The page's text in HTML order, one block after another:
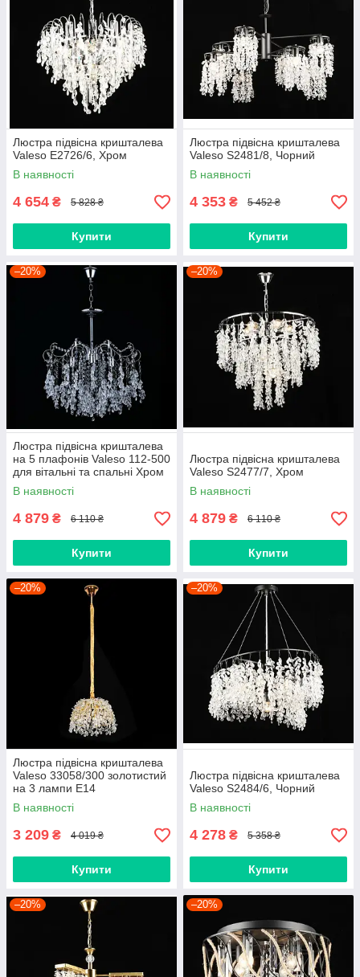
Люстра підвісна кришталева
Valeso E2726/6, Хром
В наявності
4 654 ₴ 5 828 ₴
Купити
Люстра підвісна кришталева
Valeso S2481/8, Чорний
В наявності
4 353 ₴ 5 452 ₴
Купити
–20%
Люстра підвісна кришталева
на 5 плафонів Valeso 112-500
для вітальні та спальні Хром
В наявності
4 879 ₴ 6 110 ₴
Купити
–20%
Люстра підвісна кришталева
Valeso S2477/7, Хром
В наявності
4 879 ₴ 6 110 ₴
Купити
–20%
Люстра підвісна кришталева
Valeso 33058/300 золотистий
на 3 лампи E14
В наявності
3 209 ₴ 4 019 ₴
Купити
–20%
Люстра підвісна кришталева
Valeso S2484/6, Чорний
В наявності
4 278 ₴ 5 358 ₴
Купити
–20% –20%